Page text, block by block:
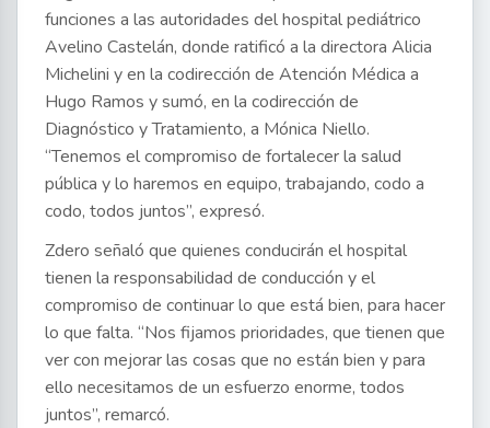
funciones a las autoridades del hospital pediátrico
Avelino Castelán, donde ratificó a la directora Alicia
Michelini y en la codirección de Atención Médica a
Hugo Ramos y sumó, en la codirección de
Diagnóstico y Tratamiento, a Mónica Niello.
“Tenemos el compromiso de fortalecer la salud
pública y lo haremos en equipo, trabajando, codo a
codo, todos juntos”, expresó.
Zdero señaló que quienes conducirán el hospital
tienen la responsabilidad de conducción y el
compromiso de continuar lo que está bien, para hacer
lo que falta. “Nos fijamos prioridades, que tienen que
ver con mejorar las cosas que no están bien y para
ello necesitamos de un esfuerzo enorme, todos
juntos”, remarcó.